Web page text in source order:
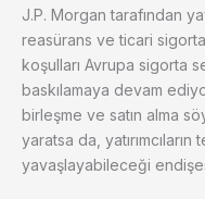
J.P. Morgan tarafından
reasürans ve ticari
koşulları Avrupa sigorta
baskılamaya devam
birleşme ve satın alma
yaratsa da, yatırımcıların
yavaşlayabileceği